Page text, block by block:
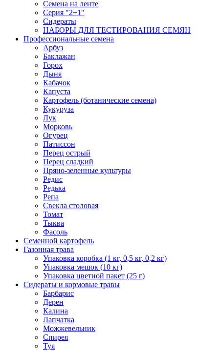
Семена на ленте
Серия "2+1"
Сидераты
НАБОРЫ ДЛЯ ТЕСТИРОВАНИЯ СЕМЯН
Профессиональные семена
Арбуз
Баклажан
Горох
Дыня
Кабачок
Капуста
Картофель (ботанические семена)
Кукуруза
Лук
Морковь
Огурец
Патиссон
Перец острый
Перец сладкий
Пряно-зеленные культуры
Редис
Редька
Репа
Свекла столовая
Томат
Тыква
Фасоль
Семенной картофель
Газонная трава
Упаковка коробка (1 кг, 0,5 кг, 0,2 кг)
Упаковка мешок (10 кг)
Упаковка цветной пакет (25 г)
Сидераты и кормовые травы
Барбарис
Дерен
Калина
Лапчатка
Можжевельник
Спирея
Туя